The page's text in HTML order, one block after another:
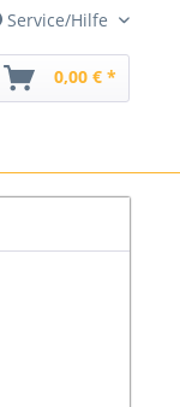
Service/Hilfe
0,00 € *